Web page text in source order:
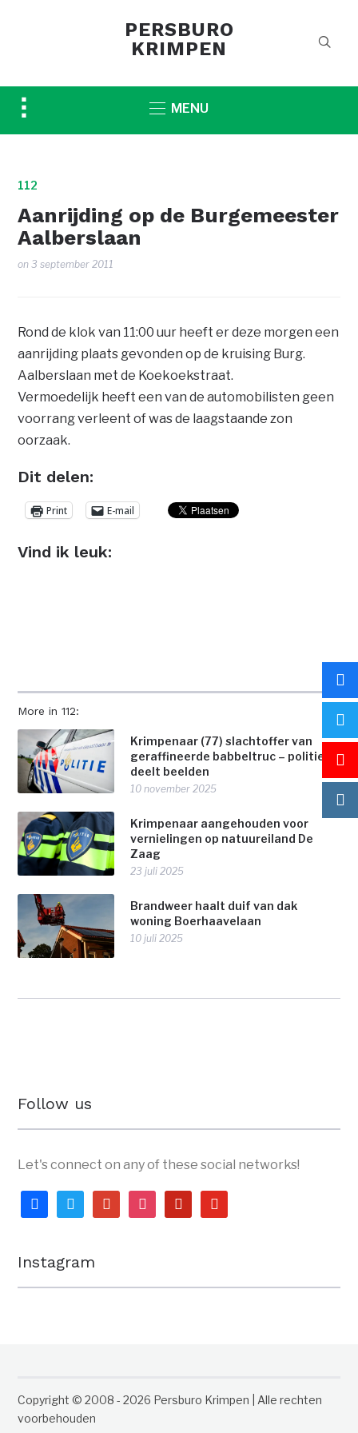
PERSBURO
KRIMPEN
Toggle
sidebar
MENU
112
Aanrijding op de Burgemeester
Aalberslaan
on3 september 2011
More in 112:
Krimpenaar (77) slachtoffer van
geraffineerde babbeltruc – politie
deelt beelden
10 november 2025
Krimpenaar aangehouden voor
vernielingen op natuureiland De
Zaag
23 juli 2025
Brandweer haalt duif van dak
woning Boerhaavelaan
10 juli 2025
Rond de klok van 11:00 uur heeft er deze morgen een
aanrijding plaats gevonden op de kruising Burg.
Aalberslaan met de Koekoekstraat.
Vermoedelijk heeft een van de automobilisten geen
voorrang verleent of was de laagstaande zon
oorzaak.
Dit delen:
Print E-mail
Vind ik leuk:
Follow us
Let's connect on any of these social networks!
facebooktwitter google instagrampinterestyoutube
Instagram
Copyright © 2008 - 2026 Persburo Krimpen | Alle rechten
voorbehouden